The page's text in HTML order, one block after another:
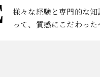
様々な経験と専門的な
って、質感にこだわった